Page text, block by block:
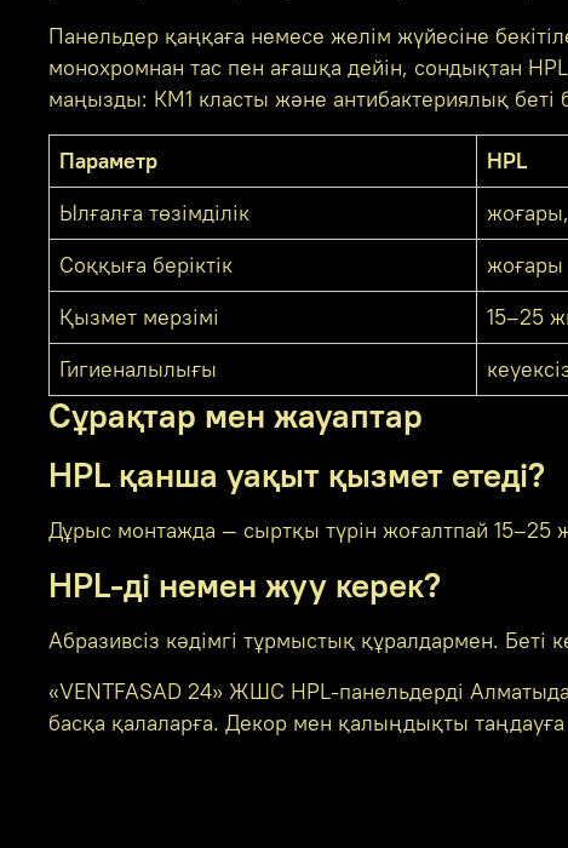
Панельдер қаңқаға немесе желім жүйесіне
монохромнан тас пен ағашқа дейін, сондықтан
маңызды: КМ1 класты және антибактериялық беті
Параметр HPL
Ылғалға төзімділік
жоғары,
Соққыға беріктік
жоғары
Қызмет мерзімі
15–25
Гигиеналылығы
Сұрақтар мен жауаптар
HPL қанша уақыт қызмет етеді?
Дұрыс монтажда — сыртқы түрін жоғалтпай
HPL-ді немен жуу керек?
Абразивсіз кәдімгі тұрмыстық құралдармен. Беті
«VENTFASAD 24» ЖШС HPL-панельдерді
басқа қалаларға. Декор мен қалыңдықты